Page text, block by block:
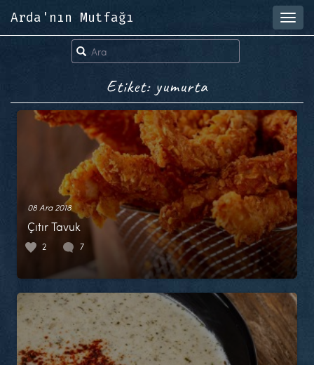
Arda'nın Mutfağı
Etiket: yumurta
08 Ara 2018
Çıtır Tavuk
2 7